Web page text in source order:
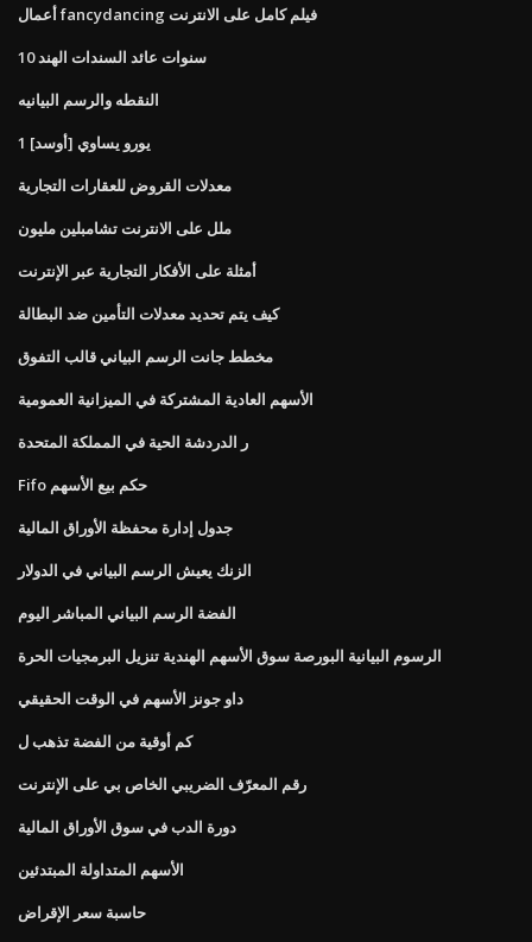
أعمال fancydancing فيلم كامل على الانترنت
10 سنوات عائد السندات الهند
النقطه والرسم البيانيه
1 يورو يساوي [أوسد]
معدلات القروض للعقارات التجارية
ملل على الانترنت تشامبلين مليون
أمثلة على الأفكار التجارية عبر الإنترنت
كيف يتم تحديد معدلات التأمين ضد البطالة
مخطط جانت الرسم البياني قالب التفوق
الأسهم العادية المشتركة في الميزانية العمومية
ر الدردشة الحية في المملكة المتحدة
Fifo حكم بيع الأسهم
جدول إدارة محفظة الأوراق المالية
الزنك يعيش الرسم البياني في الدولار
الفضة الرسم البياني المباشر اليوم
الرسوم البيانية البورصة سوق الأسهم الهندية تنزيل البرمجيات الحرة
داو جونز الأسهم في الوقت الحقيقي
كم أوقية من الفضة تذهب ل
رقم المعرّف الضريبي الخاص بي على الإنترنت
دورة الدب في سوق الأوراق المالية
الأسهم المتداولة المبتدئين
حاسبة سعر الإقراض